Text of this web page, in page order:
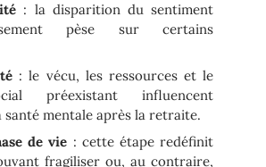
: la disparition du sentiment
pèse sur certains
: le vécu, les ressources et le
préexistant influencent
santé mentale après la retraite.
de vie : cette étape redéfinit
fragiliser ou, au contraire,